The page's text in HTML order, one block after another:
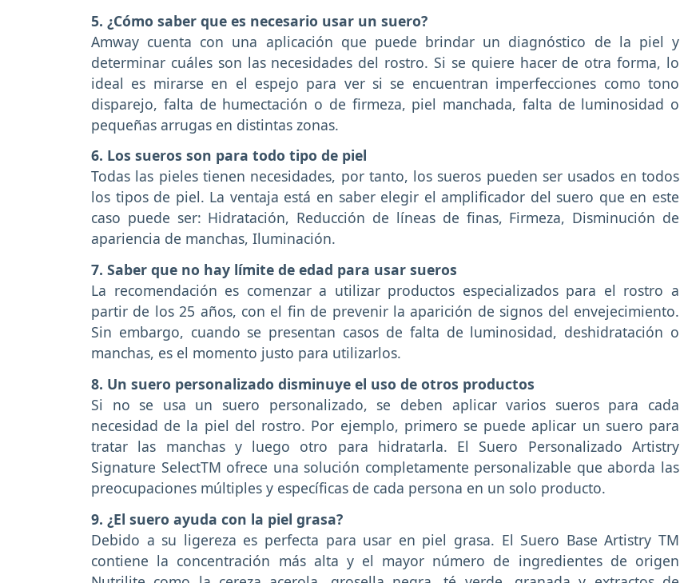
5. ¿Cómo saber que es necesario usar un suero?
Amway cuenta con una aplicación que puede brindar un diagnóstico de la piel y
determinar cuáles son las necesidades del rostro. Si se quiere hacer de otra forma, lo
ideal es mirarse en el espejo para ver si se encuentran imperfecciones como tono
disparejo, falta de humectación o de firmeza, piel manchada, falta de luminosidad o
pequeñas arrugas en distintas zonas.
6. Los sueros son para todo tipo de piel
Todas las pieles tienen necesidades, por tanto, los sueros pueden ser usados en todos
los tipos de piel. La ventaja está en saber elegir el amplificador del suero que en este
caso puede ser: Hidratación, Reducción de líneas de finas, Firmeza, Disminución de
apariencia de manchas, Iluminación.
7. Saber que no hay límite de edad para usar sueros
La recomendación es comenzar a utilizar productos especializados para el rostro a
partir de los 25 años, con el fin de prevenir la aparición de signos del envejecimiento.
Sin embargo, cuando se presentan casos de falta de luminosidad, deshidratación o
manchas, es el momento justo para utilizarlos.
8. Un suero personalizado disminuye el uso de otros productos
Si no se usa un suero personalizado, se deben aplicar varios sueros para cada
necesidad de la piel del rostro. Por ejemplo, primero se puede aplicar un suero para
tratar las manchas y luego otro para hidratarla. El Suero Personalizado Artistry
Signature SelectTM ofrece una solución completamente personalizable que aborda las
preocupaciones múltiples y específicas de cada persona en un solo producto.
9. ¿El suero ayuda con la piel grasa?
Debido a su ligereza es perfecta para usar en piel grasa. El Suero Base Artistry TM
contiene la concentración más alta y el mayor número de ingredientes de origen